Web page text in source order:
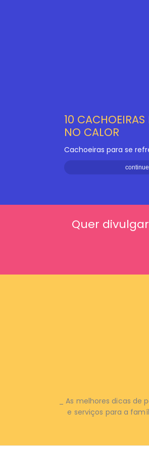
10
NO CALOR
Cachoeiras para se
Quer
_ As melhores dicas de
e serviços para a